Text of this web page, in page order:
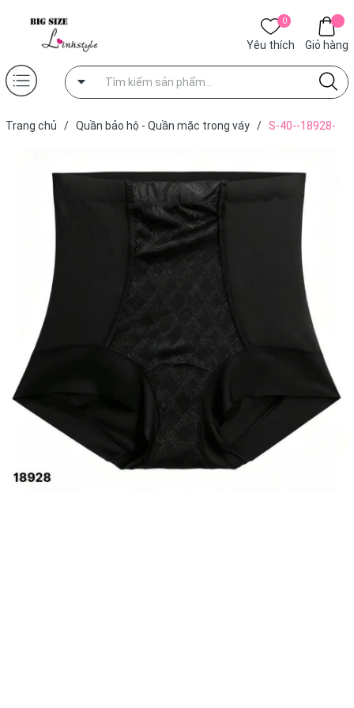
0
Yêu thích Giỏ hàng
Trang chủ / Quần bảo hộ - Quần mặc trong váy /
S-40--18928-